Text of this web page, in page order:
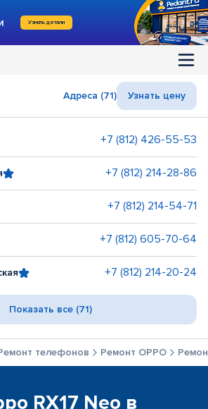
Узнать детали
Адреса (71) Узнать цену
+7 (812) 426-55-53
+7 (812) 214-28-86
+7 (812) 214-54-71
+7 (812) 605-70-64
+7 (812) 214-20-24
Показать все (71)
телефонов Ремонт OPPO
RX17 Neo в